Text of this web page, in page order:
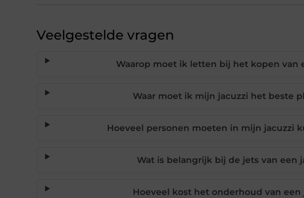
Veelgestelde vragen
Waarop moet ik letten bij het kopen van
Waar moet ik mijn jacuzzi het beste
Hoeveel personen moeten in mijn jacuzzi
Wat is belangrijk bij de jets van een
Hoeveel kost het onderhoud van een